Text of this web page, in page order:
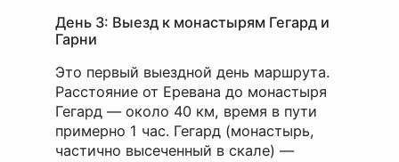
День 3: Выезд к монастырям Гегард и
Гарни
Это первый выездной день маршрута.
Расстояние от Еревана до монастыря
Гегард — около 40 км, время в пути
примерно 1 час. Гегард (монастырь,
частично высеченный в скале) —